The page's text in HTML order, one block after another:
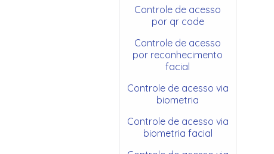
Controle de acesso
por qr code
Controle de acesso
por reconhecimento
facial
Controle de acesso via
biometria
Controle de acesso via
biometria facial